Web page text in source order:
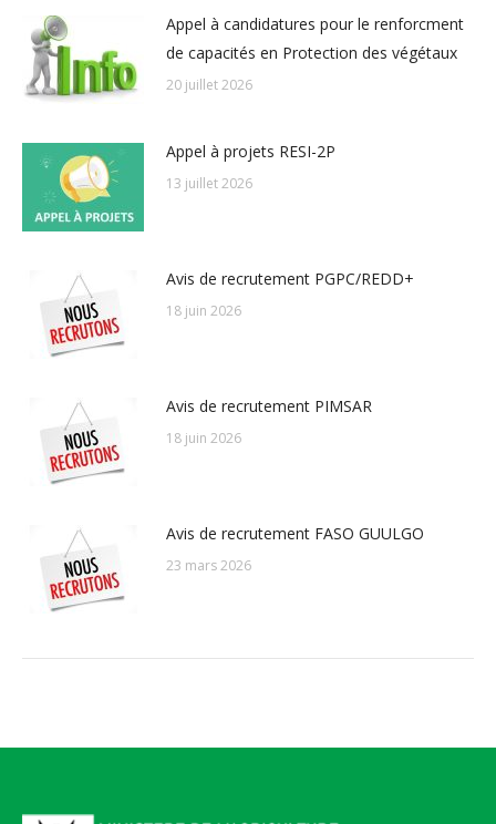
Appel à candidatures pour le renforcment
de capacités en Protection des végétaux
20 juillet 2026
Appel à projets RESI-2P
13 juillet 2026
Avis de recrutement PGPC/REDD+
18 juin 2026
Avis de recrutement PIMSAR
18 juin 2026
Avis de recrutement FASO GUULGO
23 mars 2026